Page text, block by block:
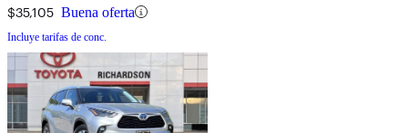
$35,105 Buena oferta
Incluye tarifas de conc.